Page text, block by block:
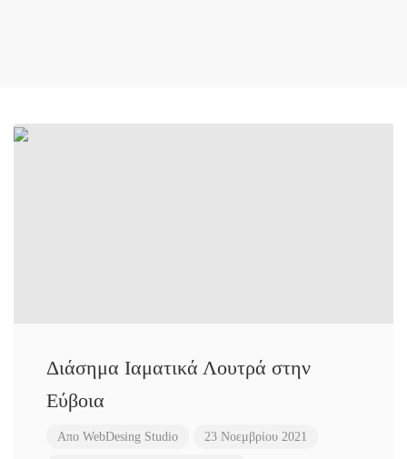
Διάσημα Ιαματικά Λουτρά στην
Εύβοια
Απο WebDesing Studio 23 Νοεμβρίου 2021